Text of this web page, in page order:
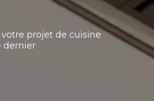
projet de cuisine
dernier